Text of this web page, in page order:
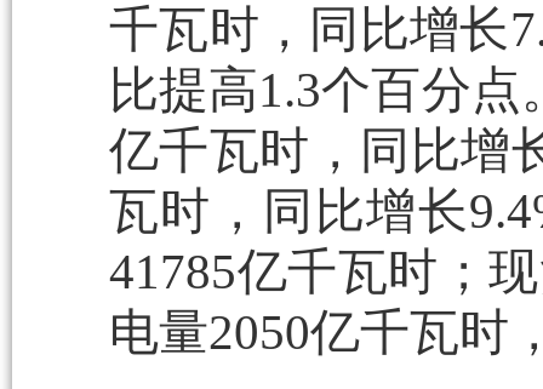
千瓦时，同比增长
比提高1.3个百分
亿千瓦时，同比增
瓦时，同比增长
41785亿千瓦时；
电量2050亿千瓦时